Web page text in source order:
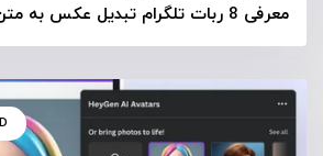
معرفی 8 ربات تلگرام تبدیل عکس به متن